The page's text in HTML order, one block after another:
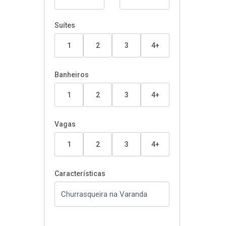
Suítes
1 2 3 4+
Banheiros
1 2 3 4+
Vagas
1 2 3 4+
Características